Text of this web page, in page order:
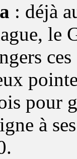
: déjà
le
ces
pour
à